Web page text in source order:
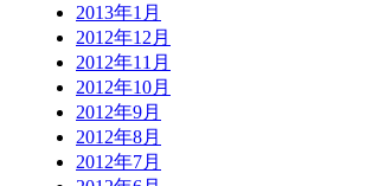
2013年1月
2012年12月
2012年11月
2012年10月
2012年9月
2012年8月
2012年7月